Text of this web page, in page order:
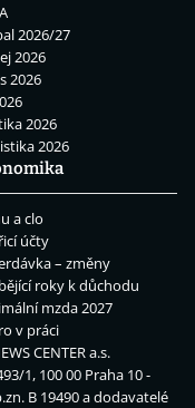
2026/27
2026
2026
2026
2026
a clo
účty
– změny
roky k důchodu
mzda 2027
v práci
CENTER a.s.
1, 100 00 Praha 10 -
B 19490 a dodavatelé